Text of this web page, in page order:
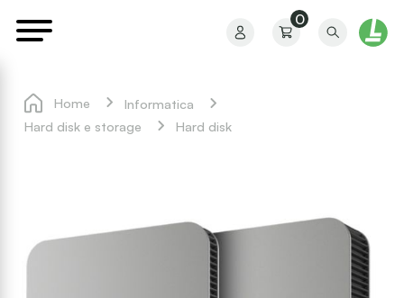
Il mio profilo
0
Home
Informatica
Hard disk e storage
Hard disk